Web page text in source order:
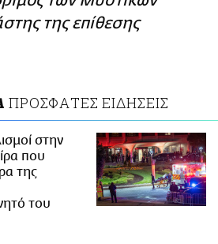
της επίθεσης
ΠΡΟΣΦΑΤΕΣ ΕΙΔΗΣΕΙΣ
στην
που
της
του